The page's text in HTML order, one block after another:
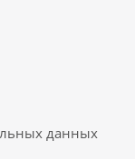
данных